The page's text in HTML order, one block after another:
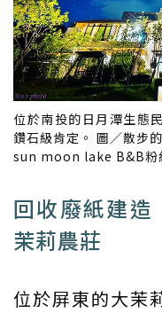
位於南投的日月潭生態
鑽石級肯定。 圖／散步
sun moon lake B&B粉
回收廢紙建
茉莉農莊
位於屏東的大茉